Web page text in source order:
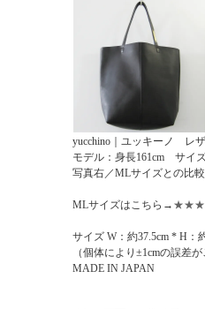
yucchino｜ユッキーノ レ
モデル：身長161cm サイ
写真右／MLサイズとの比較
MLサイズはこちら→ ★★★
サイズ W：約37.5cm * H：
（個体により±1cmの誤差が
MADE IN JAPAN